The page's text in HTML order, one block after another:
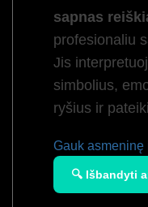
sapnas
profesionaliu
Jis
simbolius,
ryšius ir
Gauk asmeninę
🔍 Išbandyti